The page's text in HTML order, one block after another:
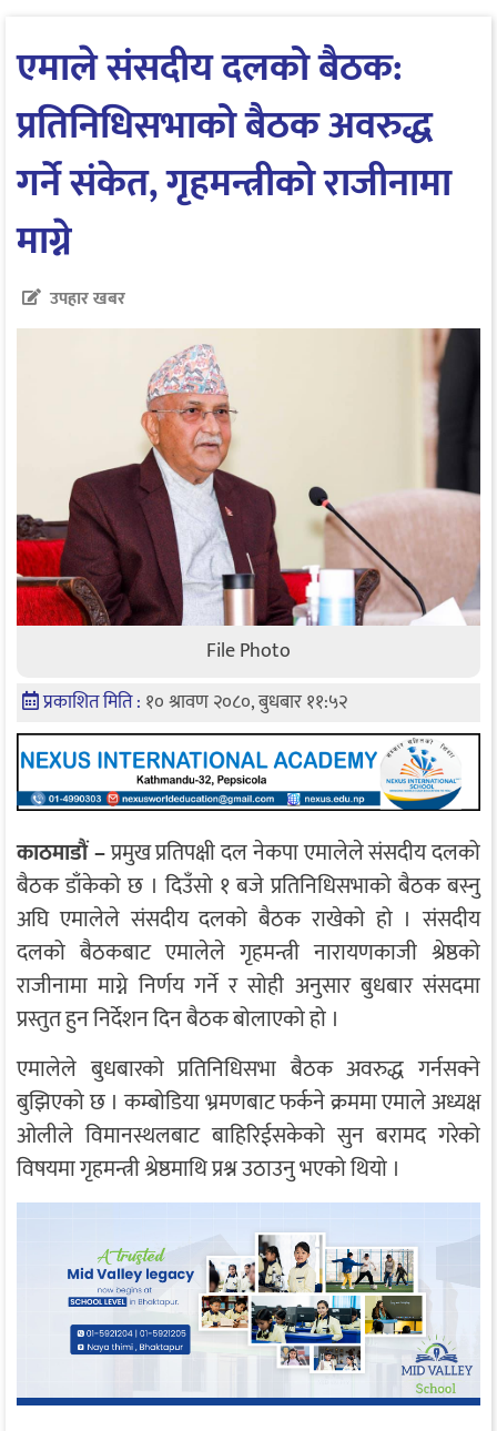
एमाले संसदीय दलको बैठक:
प्रतिनिधिसभाको बैठक अवरुद्ध
गर्ने संकेत, गृहमन्त्रीको राजीनामा
माग्ने
उपहार खबर
File Photo
प्रकाशित मिति : १० श्रावण २०८०, बुधबार ११:५२
काठमाडौं –प्रमुख प्रतिपक्षी दल नेकपा एमालेले संसदीय दलको
बैठक डाँकेको छ । दिउँसो १ बजे प्रतिनिधिसभाको बैठक बस्नु
अघि एमालेले संसदीय दलको बैठक राखेको हो । संसदीय
दलको बैठकबाट एमालेले गृहमन्त्री नारायणकाजी श्रेष्ठको
राजीनामा माग्ने निर्णय गर्ने र सोही अनुसार बुधबार संसदमा
प्रस्तुत हुन निर्देशन दिन बैठक बोलाएको हो ।
एमालेले बुधबारको प्रतिनिधिसभा बैठक अवरुद्ध गर्नसक्ने
बुझिएको छ । कम्बोडिया भ्रमणबाट फर्कने क्रममा एमाले अध्यक्ष
ओलीले विमानस्थलबाट बाहिरिईसकेको सुन बरामद गरेको
विषयमा गृहमन्त्री श्रेष्ठमाथि प्रश्न उठाउनु भएको थियो ।